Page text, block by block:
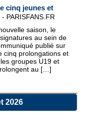
cinq jeunes et
- PARISFANS.FR
saison, le
au sein de
publié sur
cinq prolongations et
groupes U19 et
au […]
2026